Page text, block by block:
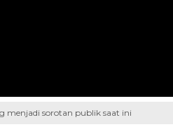
menjadi sorotan publik saat ini